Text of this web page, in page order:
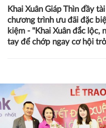
Khai Xuân Giáp Thìn đầy
chương trình ưu đãi đặc
kiệm - "Khai Xuân đắc lộc,
tay để chớp ngay cơ hội